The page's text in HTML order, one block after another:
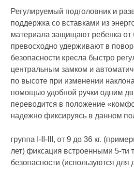
Регулируемый подголовник и
поддержка со вставками из
материала защищают ребенка от
превосходно удерживают в
безопасности кресла быстро
центральным замком и
по высоте при изменении
помощью удобной ручки одним
переводится в положение
надежно фиксируясь в данном
группа I-II-III, от 9 до 36 кг.
лет) фиксация встроенными 5-ти
безопасности (используются для